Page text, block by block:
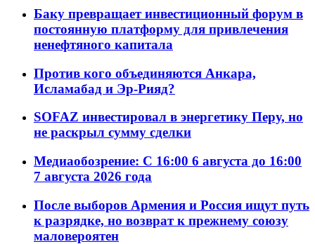
Баку превращает инвестиционный форум в
постоянную платформу для привлечения
ненефтяного капитала
Против кого объединяются Анкара,
Исламабад и Эр-Рияд?
SOFAZ инвестировал в энергетику Перу, но
не раскрыл сумму сделки
Медиаобозрение: С 16:00 6 августа до 16:00
7 августа 2026 года
После выборов Армения и Россия ищут путь
к разрядке, но возврат к прежнему союзу
маловероятен